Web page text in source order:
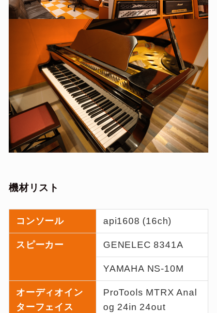
機材リスト
コンソール api1608 (16ch)
スピーカー GENELEC 8341A
YAMAHA NS-10M
オーディオイン
ターフェイス
ProTools MTRX Anal
og 24in 24out